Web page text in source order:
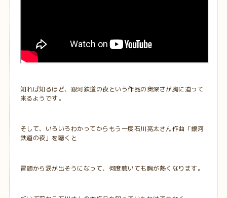
知れば知るほど、銀河鉄道の夜という作品の奥深さが胸に迫って
来るようです。
そして、いろいろわかってからもう一度石川亮太さん作曲「銀河
鉄道の夜」を聴くと
冒頭から涙が出そうになって、何度聴いても胸が熱くなります。